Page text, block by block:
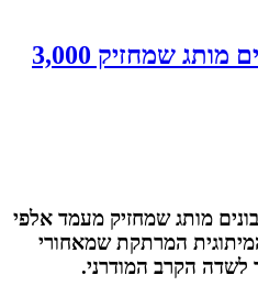
האריה היהודי: איך בונים מותג שמחזיק 3,000
מותג שמחזיק מעמד אלפי
המרתקת שמאחורי
לשדה הקרב המודרני.